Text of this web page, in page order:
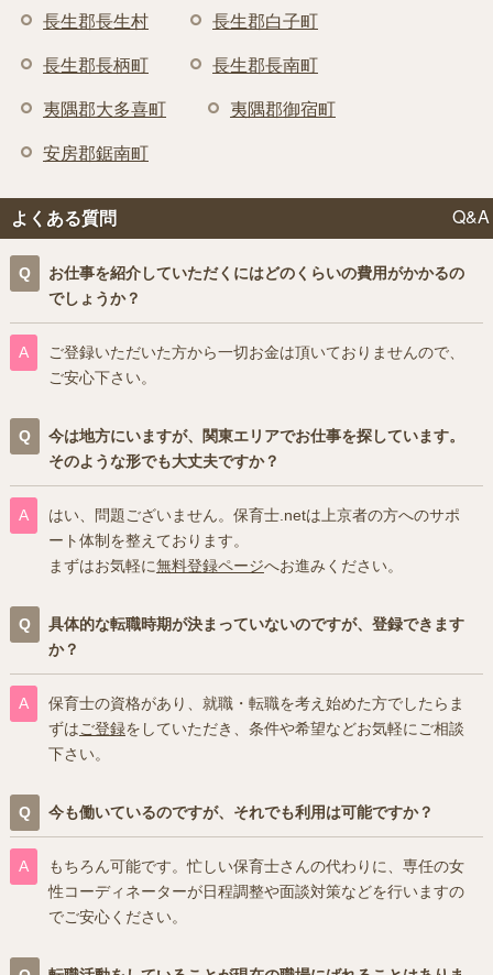
長生郡長生村 長生郡白子町
長生郡長柄町 長生郡長南町
夷隅郡大多喜町 夷隅郡御宿町
安房郡鋸南町
よくある質問 Q&A
お仕事を紹介していただくにはどのくらいの費用がかかるの
でしょうか？
ご登録いただいた方から一切お金は頂いておりませんので、
ご安心下さい。
今は地方にいますが、関東エリアでお仕事を探しています。
そのような形でも大丈夫ですか？
はい、問題ございません。保育士.netは上京者の方へのサポ
ート体制を整えております。
まずはお気軽に無料登録ページへお進みください。
具体的な転職時期が決まっていないのですが、登録できます
か？
保育士の資格があり、就職・転職を考え始めた方でしたらま
ずはご登録をしていただき、条件や希望などお気軽にご相談
下さい。
今も働いているのですが、それでも利用は可能ですか？
もちろん可能です。忙しい保育士さんの代わりに、専任の女
性コーディネーターが日程調整や面談対策などを行いますの
でご安心ください。